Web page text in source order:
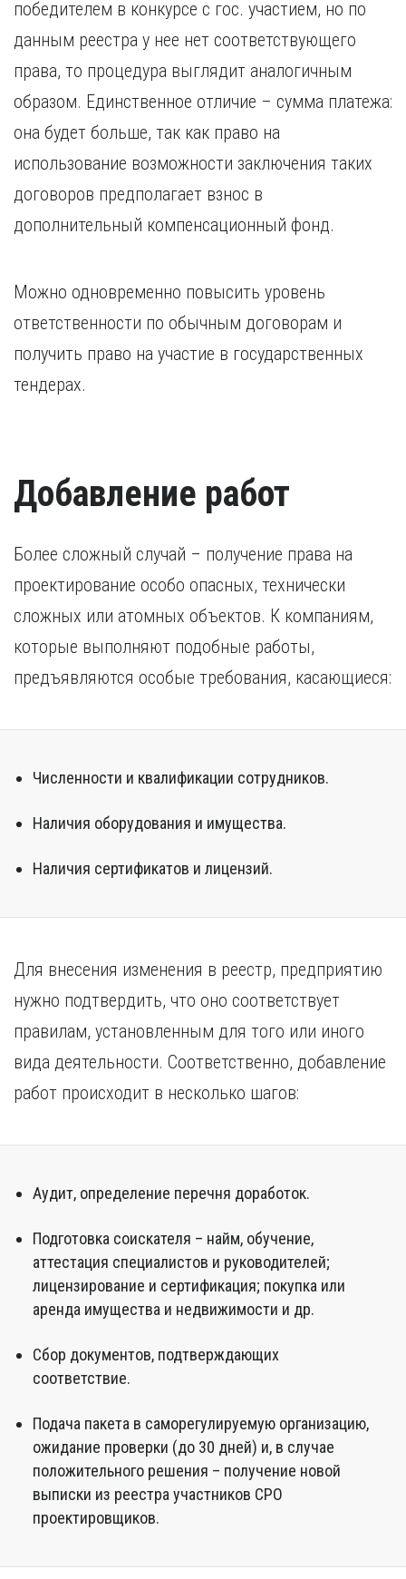
победителем в конкурсе с гос. участием, но по
данным реестра у нее нет соответствующего
права, то процедура выглядит аналогичным
образом. Единственное отличие – сумма платежа:
она будет больше, так как право на
использование возможности заключения таких
договоров предполагает взнос в
дополнительный компенсационный фонд.
Можно одновременно повысить уровень
ответственности по обычным договорам и
получить право на участие в государственных
тендерах.
Добавление работ
Более сложный случай – получение права на
проектирование особо опасных, технически
сложных или атомных объектов. К компаниям,
которые выполняют подобные работы,
предъявляются особые требования, касающиеся:
Численности и квалификации сотрудников.
Наличия оборудования и имущества.
Наличия сертификатов и лицензий.
Для внесения изменения в реестр, предприятию
нужно подтвердить, что оно соответствует
правилам, установленным для того или иного
вида деятельности. Соответственно, добавление
работ происходит в несколько шагов:
Аудит, определение перечня доработок.
Подготовка соискателя – найм, обучение,
аттестация специалистов и руководителей;
лицензирование и сертификация; покупка или
аренда имущества и недвижимости и др.
Сбор документов, подтверждающих
соответствие.
Подача пакета в саморегулируемую организацию,
ожидание проверки (до 30 дней) и, в случае
положительного решения – получение новой
выписки из реестра участников СРО
проектировщиков.